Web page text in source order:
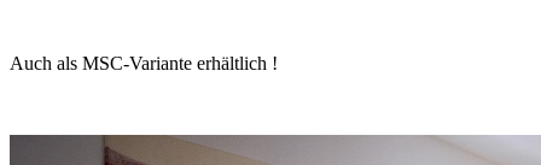
Auch als MSC-Variante erhältlich !